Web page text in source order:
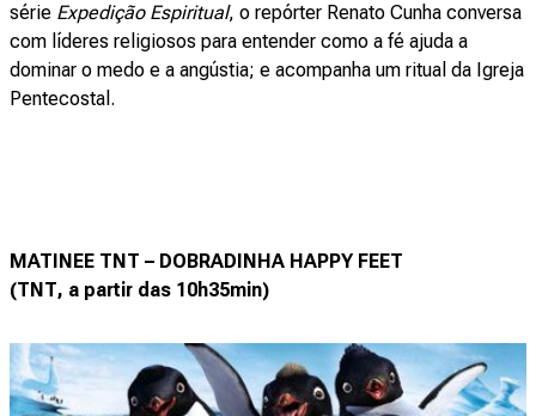
série Expedição Espiritual, o repórter Renato Cunha conversa
com líderes religiosos para entender como a fé ajuda a
dominar o medo e a angústia; e acompanha um ritual da Igreja
Pentecostal.
MATINEE TNT – DOBRADINHA HAPPY FEET
(TNT, a partir das 10h35min)